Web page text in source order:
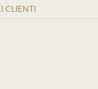
CLIENTI